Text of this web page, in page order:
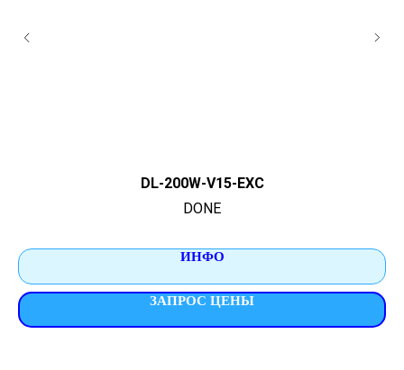
DL-200W-V15-EXC
DONE
ИНФО
ЗАПРОС ЦЕНЫ